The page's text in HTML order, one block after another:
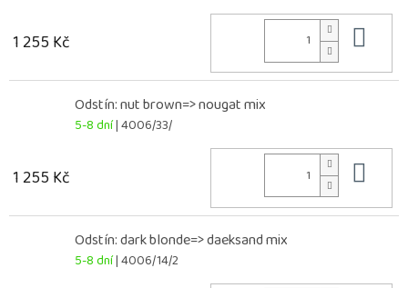
1 255 Kč
Odstín: nut brown=> nougat mix
5-8 dní| 4006/33/
1 255 Kč
Odstín: dark blonde=> daeksand mix
5-8 dní| 4006/14/2